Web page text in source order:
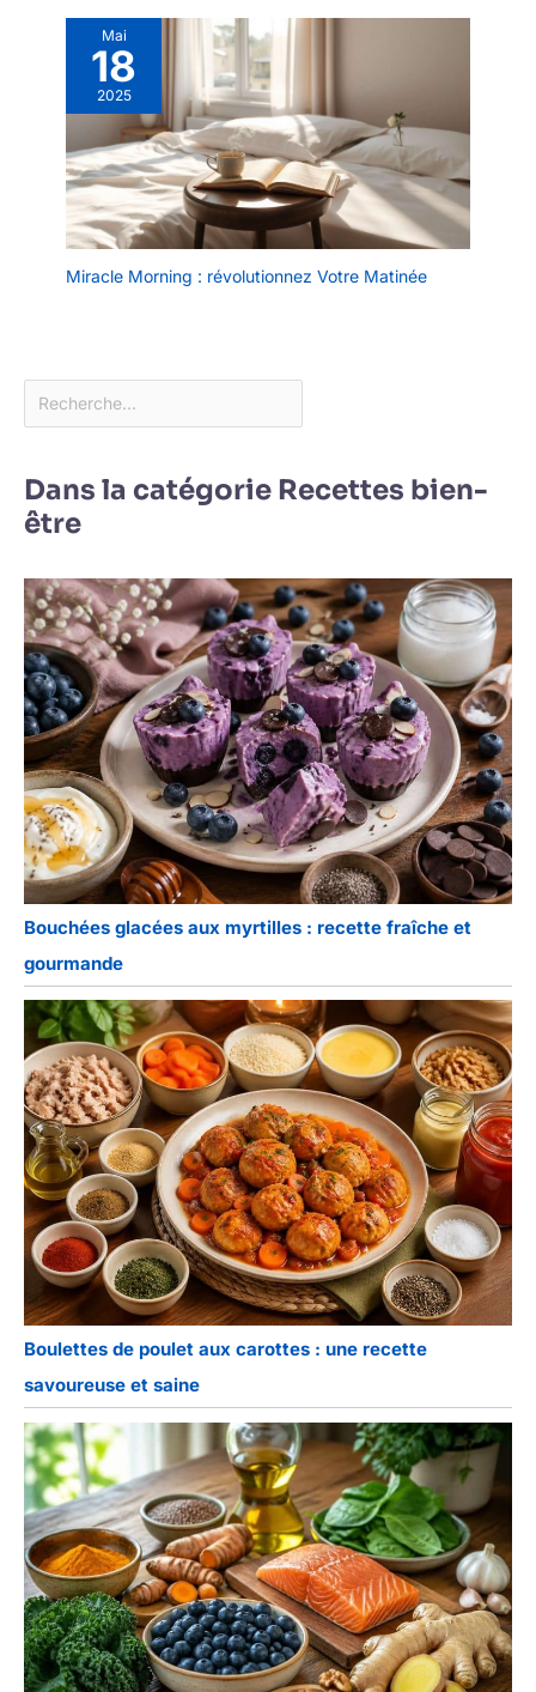
exquises !
【Facile à nettoyer et
passe au micro-ondes】
Ces assiette ceramique
profondes vont au
micro-ondes et au lave-
vaisselle. Il suffit de rincer
à l'eau tiède et au savon
ou de le mettre au lave-
vaisselle pour un
nettoyage rapide.
Mai
18
2025
Miracle Morning : révolutionnez Votre Matinée
Dans la catégorie Recettes bien-
être
Bouchées glacées aux myrtilles : recette fraîche et
gourmande
Boulettes de poulet aux carottes : une recette
savoureuse et saine